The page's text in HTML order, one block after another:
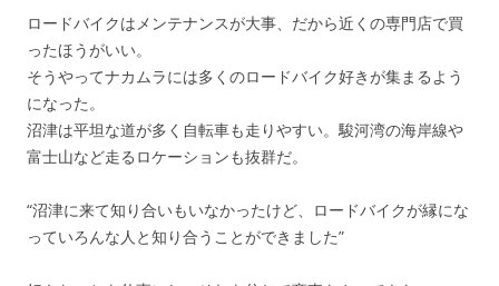
ロードバイクはメンテナンスが大事、だから近くの専門店で買
ったほうがいい。
そうやってナカムラには多くのロードバイク好きが集まるよう
になった。
沼津は平坦な道が多く自転車も走りやすい。駿河湾の海岸線や
富士山など走るロケーションも抜群だ。
“沼津に来て知り合いもいなかったけど、ロードバイクが縁にな
っていろんな人と知り合うことができました”